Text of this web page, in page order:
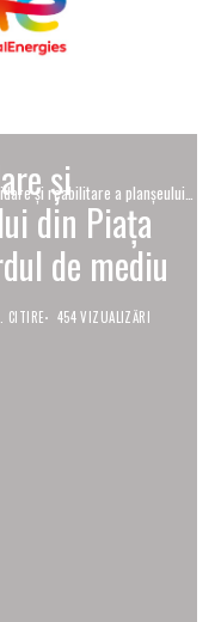
și reabilitare a planșeului
Acordul de mediu
și
din Piața
de mediu
CITIRE 454 VIZUALIZĂRI